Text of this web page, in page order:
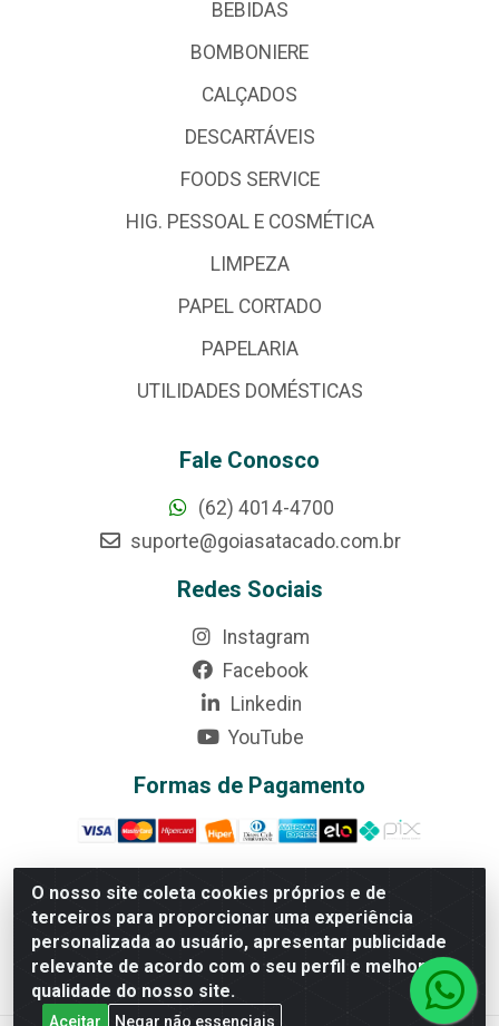
O nosso site coleta cookies próprios e de
terceiros para proporcionar uma experiência
personalizada ao usuário, apresentar publicidade
relevante de acordo com o seu perfil e melhorar a
qualidade do nosso site.
Aceitar Negar não essenciais
BEBIDAS
BOMBONIERE
CALÇADOS
DESCARTÁVEIS
FOODS SERVICE
HIG. PESSOAL E COSMÉTICA
LIMPEZA
PAPEL CORTADO
PAPELARIA
UTILIDADES DOMÉSTICAS
Fale Conosco
(62) 4014-4700
suporte@goiasatacado.com.br
Redes Sociais
Instagram
Facebook
Linkedin
YouTube
Formas de Pagamento
Rede Brasil - Avenida Universitária, nº 3860, Jardim das
Américas II Etapa - Anápolis/GO - CEP 75070-415 - CNPJ
07.728.073/0002-24